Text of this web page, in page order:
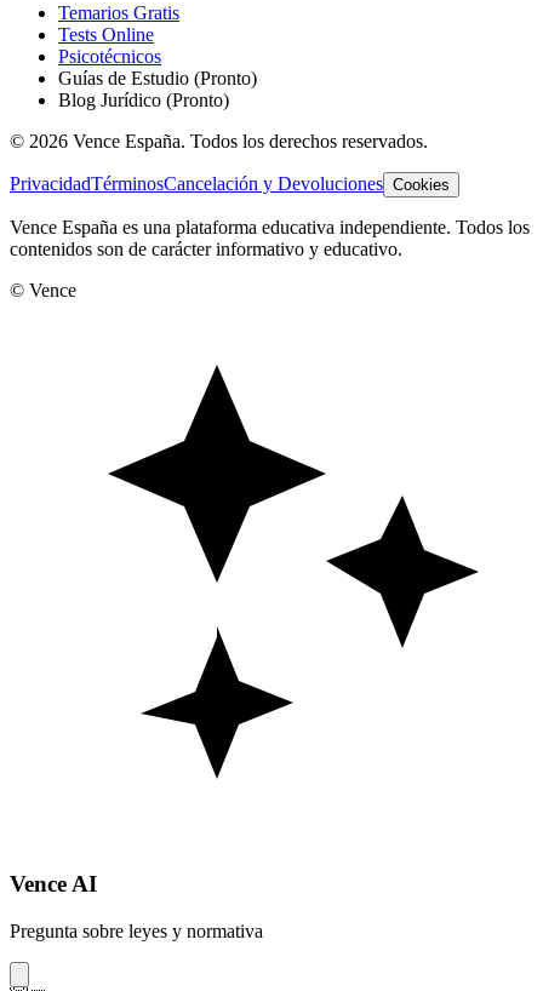
Temarios Gratis
Tests Online
Psicotécnicos
Guías de Estudio (Pronto)
Blog Jurídico (Pronto)
© 2026 Vence España. Todos los derechos reservados.
PrivacidadTérminosCancelación y Devoluciones Cookies
Vence España es una plataforma educativa independiente. Todos los
contenidos son de carácter informativo y educativo.
© Vence
Vence AI
Pregunta sobre leyes y normativa